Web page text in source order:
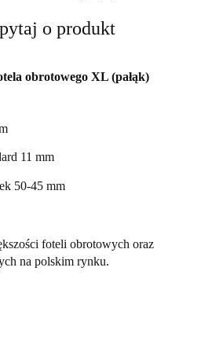
o produkt
obrotowego XL (pałąk)
11 mm
50-45 mm
foteli obrotowych oraz
na polskim rynku.